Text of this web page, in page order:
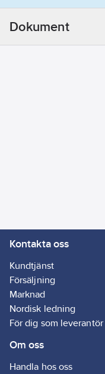
pennficka.Material:
100% bomull, twill,
370 g/m².
Artikelnr: 463005
Dokument
Kontakta oss
Kundtjänst
Försäljning
Marknad
Nordisk ledning
För dig som leverantör
Om oss
Handla hos oss